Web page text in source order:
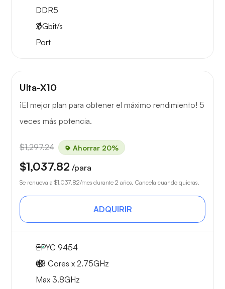
DDR5
2Gbit/s
Port
Ulta-X10
¡El mejor plan para obtener el máximo rendimiento! 5
veces más potencia.
$1,297.24 Ahorrar 20%
$1,037.82 /para
Se renueva a $1,037.82/mes durante 2 años. Cancela cuando quieras.
ADQUIRIR
EPYC 9454
48 Cores x 2.75GHz
Max 3.8GHz